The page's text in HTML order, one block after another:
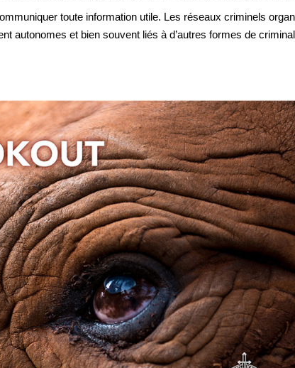
toute information utile. Les réseaux criminels
autonomes et bien souvent liés à d’autres formes de